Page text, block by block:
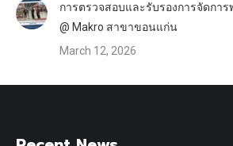
การตรวจสอบและรับรองการจัดการ
@ Makro สาขาขอนแก่น
March 12, 2026